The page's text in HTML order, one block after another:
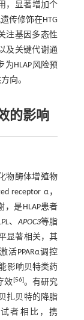
，显著增加个
传修饰在HTG
注基因多态性
及关键代谢通
HLAP风险预
向。
的影响
物酶体增殖物
receptor α，
，是HLAP患者
、APOC3等脂
显著相关，其
活PPARα调控
影响贝特类药
效[56]。有研究
扎贝特的降脂
者相比，携